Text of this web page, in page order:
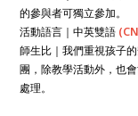
的參與者可獨立參加。
活動語言｜中英雙語
師生比｜我們重視孩子
團，除教學活動外，也
處理。